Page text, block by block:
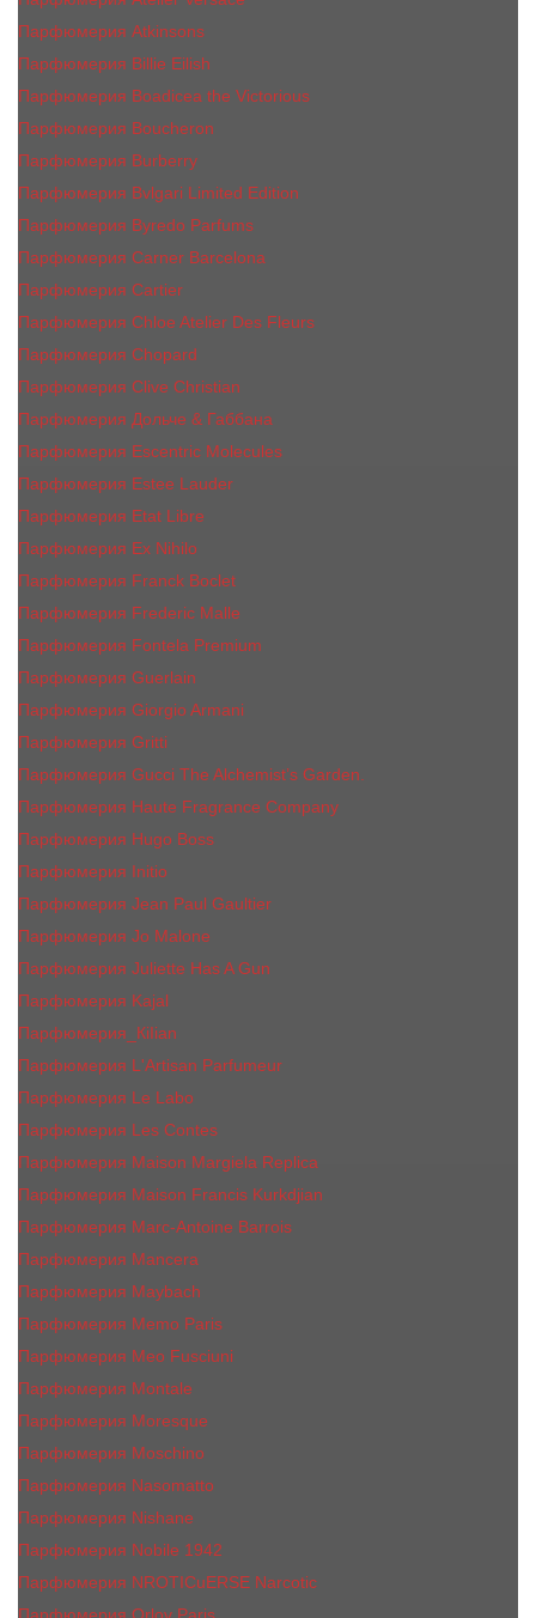
Парфюмерия Atkinsons
Парфюмерия Billie Eilish
Парфюмерия Boadicea the Victorious
Парфюмерия Boucheron
Парфюмерия Burberry
Парфюмерия Bvlgari Limited Edition
Парфюмерия Byredo Parfums
Парфюмерия Carner Barcelona
Парфюмерия Cartier
Парфюмерия Chloe Atelier Des Fleurs
Парфюмерия Сhopard
Парфюмерия Clive Christian
Парфюмерия Дольче & Габбана
Парфюмерия Escentric Molecules
Парфюмерия Estee Lаudеr
Парфюмерия Etat Libre
Парфюмерия Ex Nihilo
Парфюмерия Franck Boclet
Парфюмерия Frеderic Mаlle
Парфюмерия Fontela Premium
Парфюмерия Guerlain
Парфюмерия Giorgio Armani
Парфюмерия Gritti
Парфюмерия Gucci The Alchemist’s Garden.
Парфюмерия Haute Fragrance Company
Парфюмерия Hugo Boss
Парфюмерия Initio
Парфюмерия Jean Paul Gaultier
Парфюмерия Jо Malоnе
Парфюмерия Juliette Has A Gun
Парфюмерия Kajal
Парфюмерия_КiIiаn
Парфюмерия L'Artisan Parfumeur
Парфюмерия Le Labo
Парфюмерия Les Contes
Парфюмерия Maison Margiela Replica
Парфюмерия Maison Francis Kurkdjian
Парфюмерия Marc-Antoine Barrois
Парфюмерия Mancera
Парфюмерия Maybach
Парфюмерия Memo Paris
Парфюмерия Meo Fusciuni
Парфюмерия Montale
Парфюмерия Moresque
Парфюмерия Moschino
Парфюмерия Nasomatto
Парфюмерия Nishane
Парфюмерия Nobile 1942
Парфюмерия NROTICuERSE Narcotic